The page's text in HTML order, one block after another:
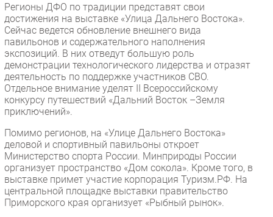
Регионы ДФО по традиции представят свои
достижения на выставке «Улица Дальнего Востока».
Сейчас ведется обновление внешнего вида
павильонов и содержательного наполнения
экспозиций. В них отведут большую роль
демонстрации технологического лидерства и отразят
деятельность по поддержке участников СВО.
Отдельное внимание уделят II Всероссийскому
конкурсу путешествий «Дальний Восток –Земля
приключений».
Помимо регионов, на «Улице Дальнего Востока»
деловой и спортивный павильоны откроет
Министерство спорта России. Минприроды России
организует пространство «Дом сокола». Кроме того, в
выставке примет участие корпорация Туризм.РФ. На
центральной площадке выставки правительство
Приморского края организует «Рыбный рынок».